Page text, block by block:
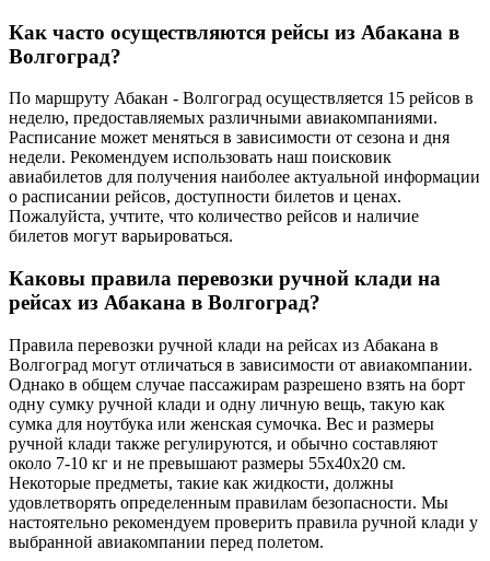
Как часто осуществляются рейсы из Абакана в
Волгоград?
По маршруту Абакан - Волгоград осуществляется 15 рейсов в
неделю, предоставляемых различными авиакомпаниями.
Расписание может меняться в зависимости от сезона и дня
недели. Рекомендуем использовать наш поисковик
авиабилетов для получения наиболее актуальной информации
о расписании рейсов, доступности билетов и ценах.
Пожалуйста, учтите, что количество рейсов и наличие
билетов могут варьироваться.
Каковы правила перевозки ручной клади на
рейсах из Абакана в Волгоград?
Правила перевозки ручной клади на рейсах из Абакана в
Волгоград могут отличаться в зависимости от авиакомпании.
Однако в общем случае пассажирам разрешено взять на борт
одну сумку ручной клади и одну личную вещь, такую как
сумка для ноутбука или женская сумочка. Вес и размеры
ручной клади также регулируются, и обычно составляют
около 7-10 кг и не превышают размеры 55x40x20 см.
Некоторые предметы, такие как жидкости, должны
удовлетворять определенным правилам безопасности. Мы
настоятельно рекомендуем проверить правила ручной клади у
выбранной авиакомпании перед полетом.